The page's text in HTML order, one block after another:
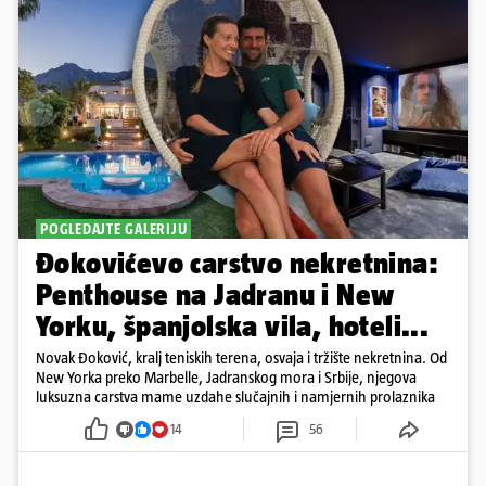
POGLEDAJTE GALERIJU
Đokovićevo carstvo nekretnina:
Penthouse na Jadranu i New
Yorku, španjolska vila, hoteli...
Novak Đoković, kralj teniskih terena, osvaja i tržište nekretnina. Od
New Yorka preko Marbelle, Jadranskog mora i Srbije, njegova
luksuzna carstva mame uzdahe slučajnih i namjernih prolaznika
14 56